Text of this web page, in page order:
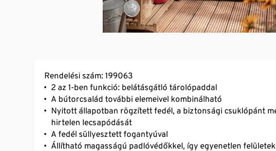
Rendelési szám: 199063
2 az 1-ben funkció: belátásgátló tárolópaddal
A bútorcsalád további elemeivel kombinálható
Nyitott állapotban rögzített fedél, a biztonsági csuklópánt
hirtelen lecsapódását
A fedél süllyesztett fogantyúval
Állítható magasságú padlóvédőkkel, így egyenetlen